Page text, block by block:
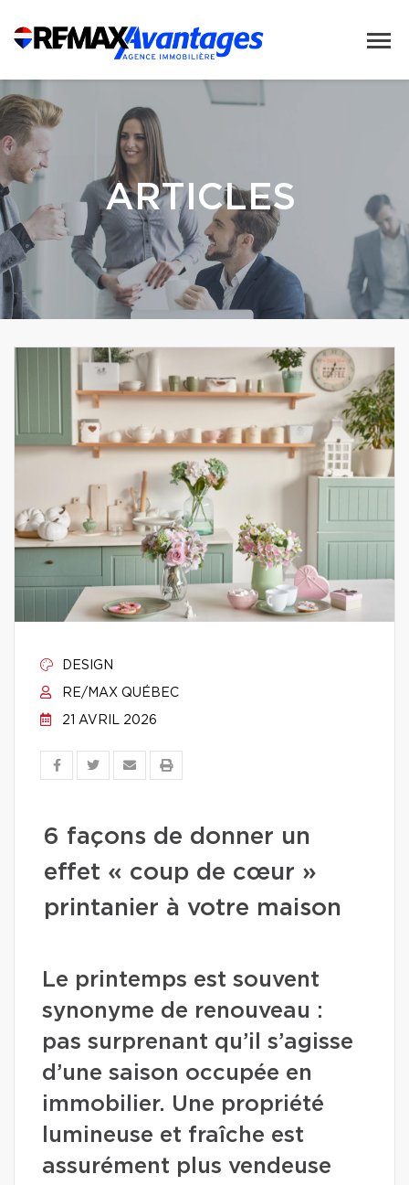
ARTICLES
DESIGN
RE/MAX QUÉBEC
21 AVRIL 2026
6 façons de donner un
effet « coup de cœur »
printanier à votre maison
Le printemps est souvent
synonyme de renouveau :
pas surprenant qu’il s’agisse
d’une saison occupée en
immobilier. Une propriété
lumineuse et fraîche est
assurément plus vendeuse